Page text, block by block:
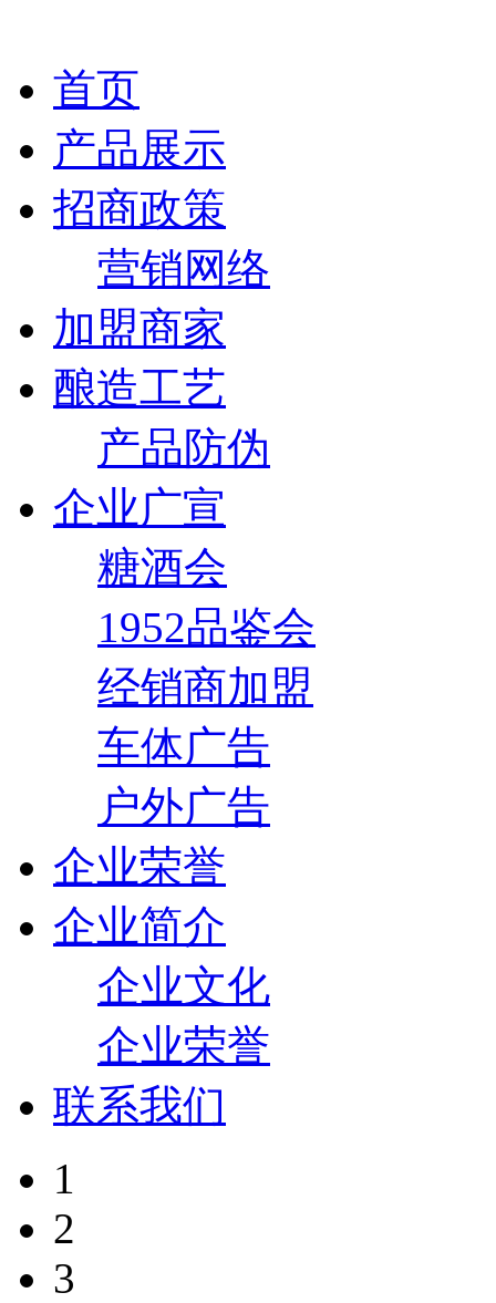
首页
产品展示
招商政策
营销网络
加盟商家
酿造工艺
产品防伪
企业广宣
糖酒会
1952品鉴会
经销商加盟
车体广告
户外广告
企业荣誉
企业简介
企业文化
企业荣誉
联系我们
1
2
3